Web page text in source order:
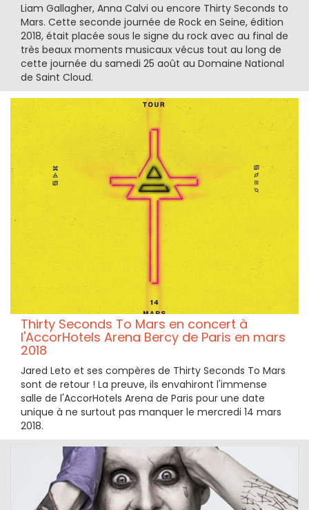
Liam Gallagher, Anna Calvi ou encore Thirty Seconds to
Mars. Cette seconde journée de Rock en Seine, édition
2018, était placée sous le signe du rock avec au final de
très beaux moments musicaux vécus tout au long de
cette journée du samedi 25 août au Domaine National
de Saint Cloud.
Thirty Seconds To Mars en concert à
l'AccorHotels Arena Bercy de Paris en mars
2018
Jared Leto et ses compères de Thirty Seconds To Mars
sont de retour ! La preuve, ils envahiront l'immense
salle de l'AccorHotels Arena de Paris pour une date
unique à ne surtout pas manquer le mercredi 14 mars
2018.